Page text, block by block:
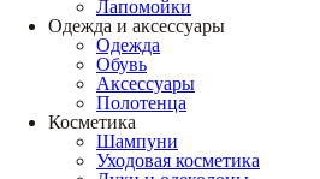
Лапомойки
Одежда и аксессуары
Одежда
Обувь
Аксессуары
Полотенца
Косметика
Шампуни
Уходовая косметика